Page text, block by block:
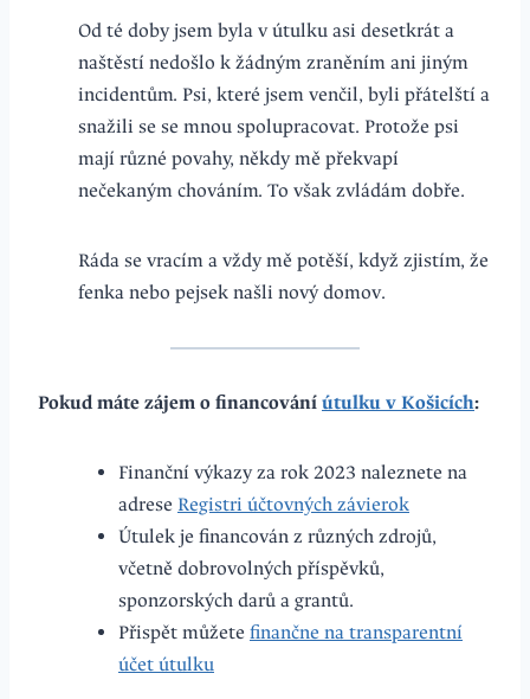
Od té doby jsem byla v útulku asi desetkrát a
naštěstí nedošlo k žádným zraněním ani jiným
incidentům. Psi, které jsem venčil, byli přátelští a
snažili se se mnou spolupracovat. Protože psi
mají různé povahy, někdy mě překvapí
nečekaným chováním. To však zvládám dobře.
Ráda se vracím a vždy mě potěší, když zjistím, že
fenka nebo pejsek našli nový domov.
Pokud máte zájem o financování útulku v Košicích:
Finanční výkazy za rok 2023 naleznete na
adrese Registri účtovných závierok
Útulek je financován z různých zdrojů,
včetně dobrovolných příspěvků,
sponzorských darů a grantů.
Přispět můžete finančne na transparentní
účet útulku